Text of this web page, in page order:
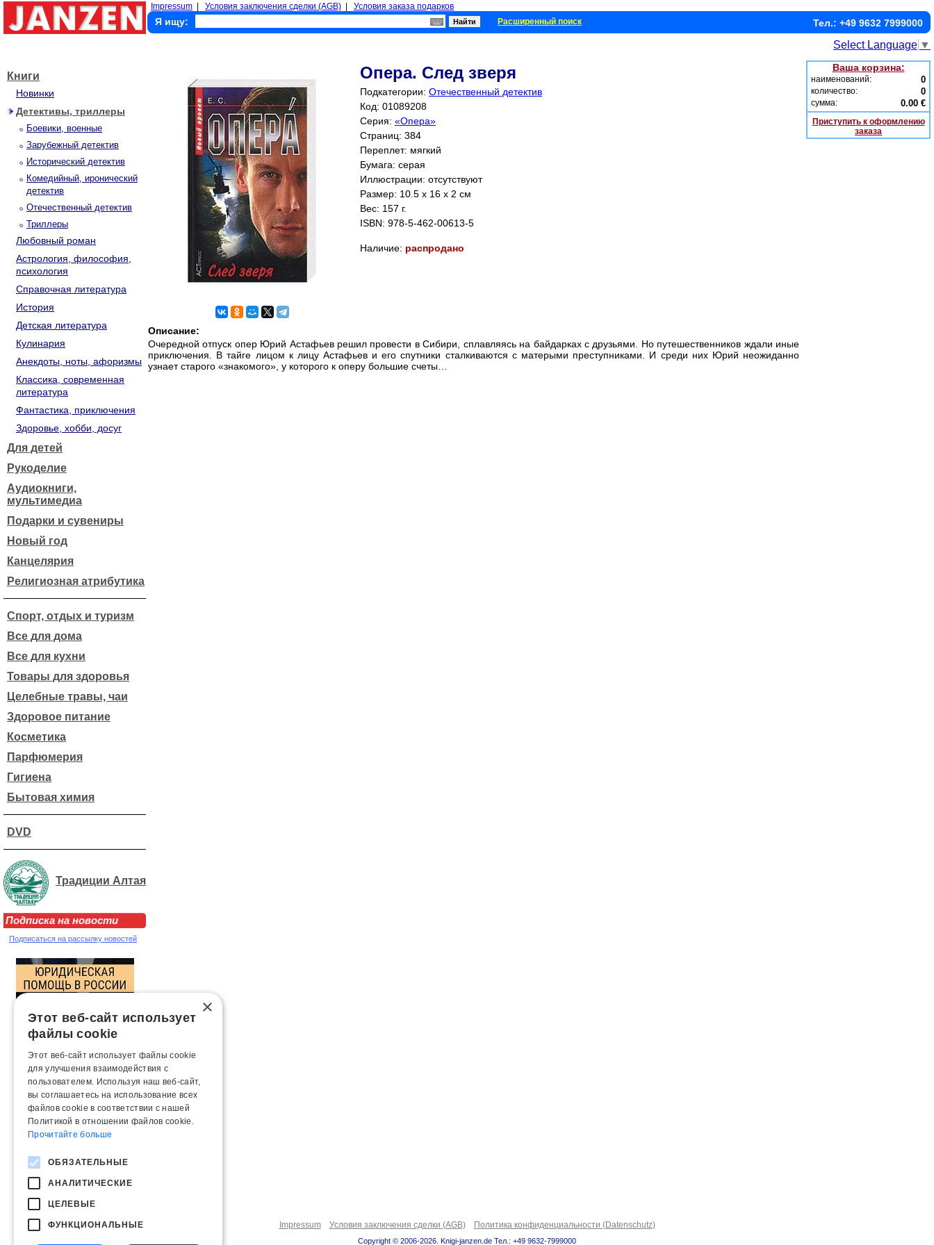
Impressum Условия заключения сделки (AGB) Условия заказа подарков
Я ищу: Расширенный поиск Тел.: +49 9632 7999000
Select Language ▼
Книги
Новинки
Детективы, триллеры
Боевики, военные
Зарубежный детектив
Исторический детектив
Комедийный, иронический
детектив
Отечественный детектив
Триллеры
Любовный роман
Астрология, философия,
психология
Справочная литература
История
Детская литература
Кулинария
Анекдоты, ноты, афоризмы
Классика, современная
литература
Фантастика, приключения
Здоровье, хобби, досуг
Для детей
Рукоделие
Аудиокниги,
мультимедиа
Подарки и сувениры
Новый год
Канцелярия
Религиозная атрибутика
Спорт, отдых и туризм
Все для дома
Все для кухни
Товары для здоровья
Целебные травы, чаи
Здоровое питание
Косметика
Парфюмерия
Гигиена
Бытовая химия
DVD
Традиции Алтая
Подписка на новости
Подписаться на рассылку новостей
Опера. След зверя
Подкатегории: Отечественный детектив
Код: 01089208
Серия: «Опера»
Страниц: 384
Переплет: мягкий
Бумага: серая
Иллюстрации: отсутствуют
Размер: 10.5 x 16 x 2 см
Вес: 157 г.
ISBN: 978-5-462-00613-5
Наличие: распродано
Описание:
Очередной отпуск опер Юрий Астафьев решил провести в Сибири, сплавляясь на байдарках с друзьями. Но путешественников ждали иные
приключения. В тайге лицом к лицу Астафьев и его спутники сталкиваются с матерыми преступниками. И среди них Юрий неожиданно
узнает старого «знакомого», у которого к оперу большие счеты…
Ваша корзина:
наименований: 0
количество: 0
сумма: 0.00 €
Приступить к оформлению
заказа
Impressum Условия заключения сделки (AGB) Политика конфиденциальности (Datenschutz)
Copyright © 2006-2026. Knigi-janzen.de Тел.: +49 9632-7999000
×
Этот веб-сайт использует
файлы cookie
Этот веб-сайт использует файлы cookie
для улучшения взаимодействия с
пользователем. Используя наш веб-сайт,
вы соглашаетесь на использование всех
файлов cookie в соответствии с нашей
Политикой в ​​отношении файлов cookie.
Прочитайте больше
ОБЯЗАТЕЛЬНЫЕ
АНАЛИТИЧЕСКИЕ
ЦЕЛЕВЫЕ
ФУНКЦИОНАЛЬНЫЕ